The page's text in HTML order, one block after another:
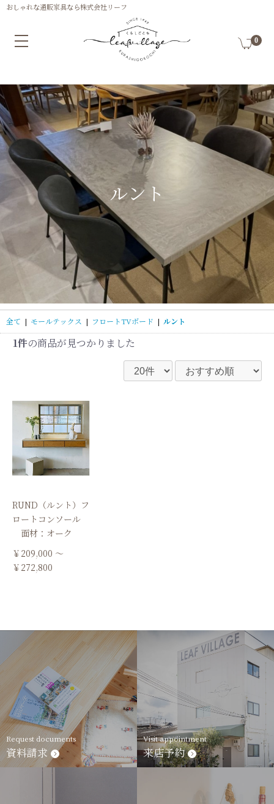
0
ルント
全て | モールテックス | フロートTVボード | ルント
1件の商品が見つかりました
RUND（ルント）フ
ロートコンソール
面材：オーク
￥209,000 ～
￥272,800
Request documents
資料請求
Visit appointment
来店予約